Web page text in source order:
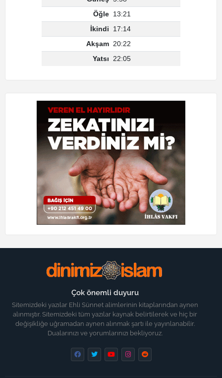
Çok önemli duyuru
Sitemizdeki yazılar Ehli Sünnet alimlerinin kitaplarından aynen
alınmıştır. Sitemizdeki tüm yazılar kaynak belirtilerek ve hiç bir
değişikliğe uğramadan aynen alınmak şartı ile yayınlanabilir.
Dualarınızı ve yorumlarınızı bekliyoruz.